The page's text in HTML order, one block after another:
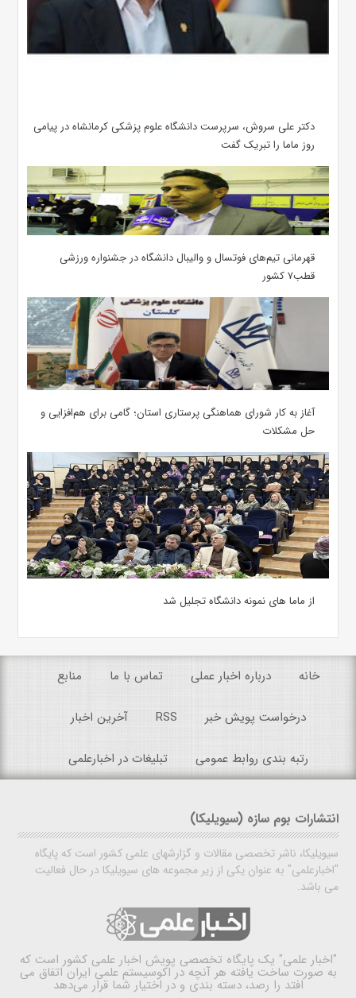
دکتر علی سروش، سرپرست دانشگاه علوم پزشکی کرمانشاه در پیامی
روز ماما را تبریک گفت
قهرمانی تیم‌های فوتسال و والیبال دانشگاه در جشنواره ورزشی
قطب۷ کشور
آغاز به کار شورای هماهنگی پرستاری استان؛ گامی برای هم‌افزایی و
حل مشکلات
از ماما های نمونه دانشگاه تجلیل شد
خانه درباره اخبار عملی تماس با ما منابع
درخواست پویش خبر RSS آخرین اخبار
رتبه بندی روابط عمومی تبلیغات در اخبارعلمی
انتشارات بوم سازه (سیویلیکا)
سیویلیکا، ناشر تخصصی مقالات و گزارشهای علمی کشور است که پایگاه
"اخبارعلمی" به عنوان یکی از زیر مجموعه های سیویلیکا در حال فعالیت
می باشد.
"اخبار علمی" یک پایگاه تخصصی پویش اخبار علمی کشور است که
به صورت ساخت یافته هر آنچه در اکوسیستم علمی ایران اتفاق می
افتد را رصد، دسته بندی و در اختیار شما قرار می‌دهد